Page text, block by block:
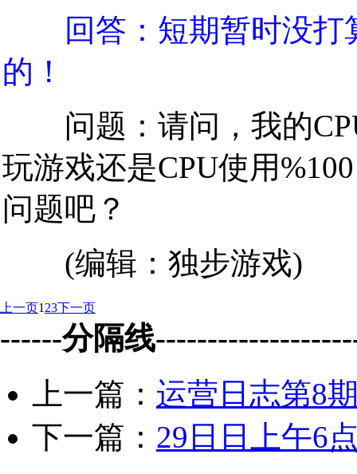
回答：短期暂时没
的！
问题：请问，我的
玩游戏还是CPU使用
问题吧？
(编辑：独步游戏)
上一页1 23下一页
------分隔线
上一篇： 运营日志第8
下一篇： 29日日上午6